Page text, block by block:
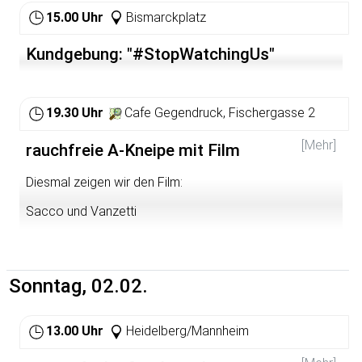
15.00 Uhr
Bismarckplatz
Kundgebung: "#StopWatchingUs"
19.30 Uhr Cafe Gegendruck, Fischergasse 2
[Mehr]
rauchfreie A-Kneipe mit Film
Diesmal zeigen wir den Film:
Sacco und Vanzetti
Bei einer Razzia zwei Wochen später werden die beiden
italienischen Einwanderer und Anarchisten Nicola Sacco
bei ihnen gefunden. Eines der Opfer des Raubüberfalls
wurde mit einer Waffe selben Kalibers erschossen. Die
Sonntag, 02.02.
13.00 Uhr Heidelberg/Mannheim